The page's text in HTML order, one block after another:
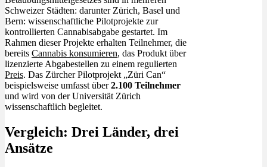
Schweizer Städten: darunter Zürich, Basel und
Bern: wissenschaftliche Pilotprojekte zur
kontrollierten Cannabisabgabe gestartet. Im
Rahmen dieser Projekte erhalten Teilnehmer, die
bereits Cannabis konsumieren, das Produkt über
lizenzierte Abgabestellen zu einem regulierten
Preis. Das Zürcher Pilotprojekt „Züri Can“
beispielsweise umfasst über2.100 Teilnehmer
und wird von der Universität Zürich
wissenschaftlich begleitet.
Vergleich: Drei Länder, drei
Ansätze